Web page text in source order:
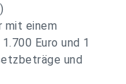
mit einem
Euro und 1
und